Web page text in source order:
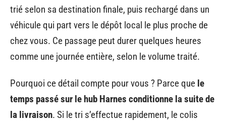
trié selon sa destination finale, puis rechargé dans un
véhicule qui part vers le dépôt local le plus proche de
chez vous. Ce passage peut durer quelques heures
comme une journée entière, selon le volume traité.
Pourquoi ce détail compte pour vous ? Parce que le
temps passé sur le hub Harnes conditionne la suite de
la livraison. Si le tri s’effectue rapidement, le colis